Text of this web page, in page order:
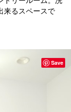
るスペースで
Save